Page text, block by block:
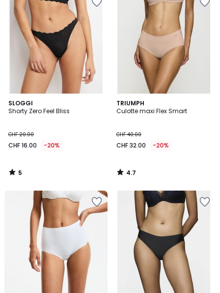
SLOGGI
Shorty Zero Feel Bliss
CHF 20.00
CHF 16.00 -20%
5
/
5
/
TRIUMPH
Culotte maxi Flex Smart
CHF 40.00
CHF 32.00 -20%
4.7
/ 5
4.7
/